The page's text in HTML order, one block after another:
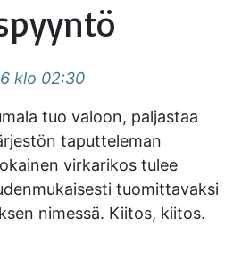
klo 02:30
tuo valoon, paljastaa
taputteleman
virkarikos tulee
tuomittavaksi
nimessä. Kiitos, kiitos.